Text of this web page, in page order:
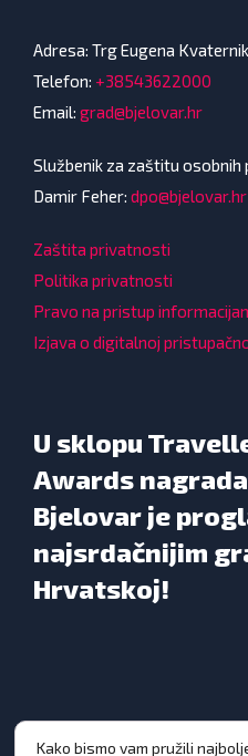
Adresa: Trg Eugena
Telefon: +38543622000
Email: grad@bjelovar.hr
Službenik za zaštitu osobnih
Damir Feher: dpo@bjelovar.hr
Zaštita privatnosti
Politika privatnosti
Pravo na pristup
Izjava o digitalnoj
U sklopu
Awards
Bjelovar je
najsrdačnijim
Hrvatskoj!
Kako bismo vam pružili